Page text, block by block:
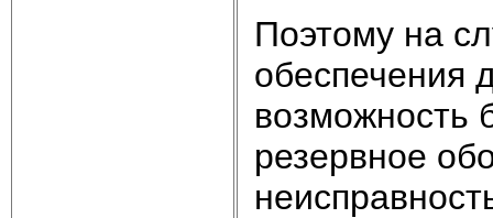
Поэтому на
обеспечения
возможность
резервное